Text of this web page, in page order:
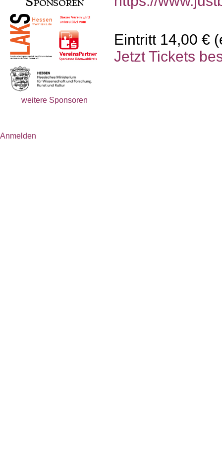
Eintritt 14,00 €
Jetzt Tickets
weitere Sponsoren
Anmelden